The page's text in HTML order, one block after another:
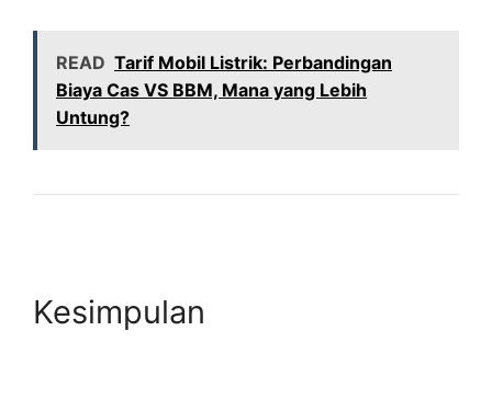
READ Tarif Mobil Listrik: Perbandingan
Biaya Cas VS BBM, Mana yang Lebih
Untung?
Kesimpulan